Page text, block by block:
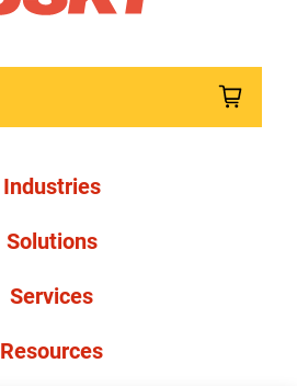
Industries
Solutions
Services
Resources